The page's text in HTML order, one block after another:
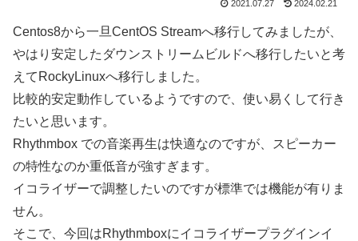
2021.07.27 2024.02.21
Centos8から一旦CentOS Streamへ移行してみましたが、
やはり安定したダウンストリームビルドへ移行したいと考
えてRockyLinuxへ移行しました。
比較的安定動作しているようですので、使い易くして行き
たいと思います。
Rhythmbox での音楽再生は快適なのですが、スピーカー
の特性なのか重低音が強すぎます。
イコライザーで調整したいのですが標準では機能が有りま
せん。
そこで、今回はRhythmboxにイコライザープラグインイ